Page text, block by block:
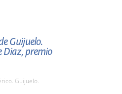
Guijuelo.
Diaz, premio
Guijuelo.